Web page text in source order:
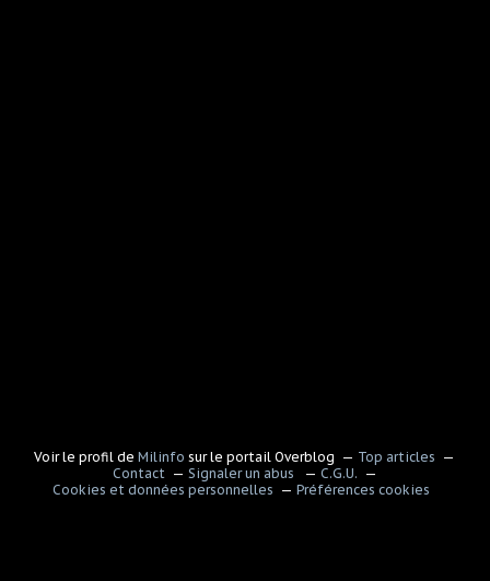
Voir le profil deMilinfo sur le portail Overblog
Top articles
Contact
Signaler un abus
C.G.U.
Cookies et données personnelles
Préférences cookies